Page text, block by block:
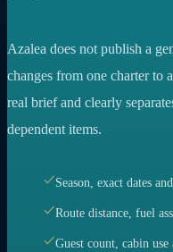
Azalea does not publish a
changes from one charter to
real brief and clearly
dependent items.
Season, exact dates
Route distance, fuel
Guest count, cabin